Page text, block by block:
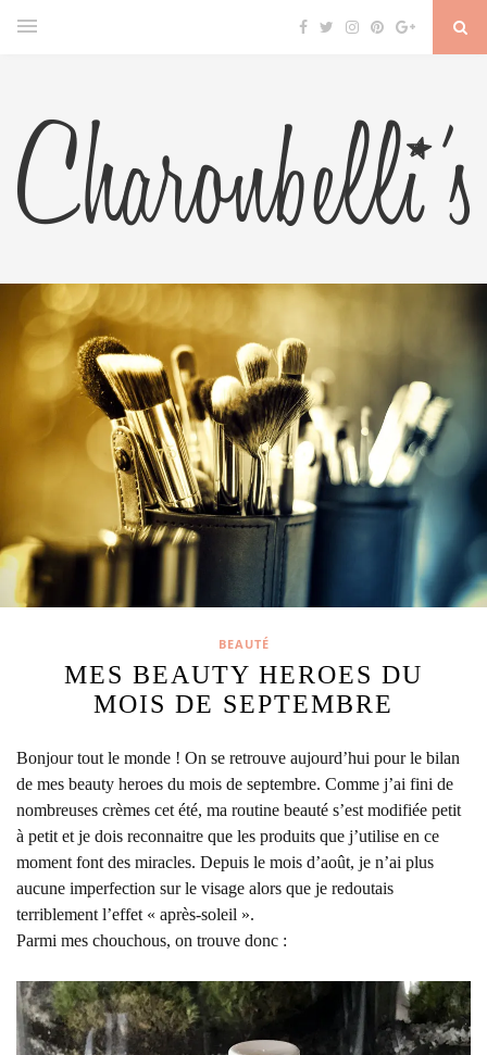
BEAUTÉ
MES BEAUTY HEROES DU
MOIS DE SEPTEMBRE
Bonjour tout le monde ! On se retrouve aujourd’hui pour le bilan
de mes beauty heroes du mois de septembre. Comme j’ai fini de
nombreuses crèmes cet été, ma routine beauté s’est modifiée petit
à petit et je dois reconnaitre que les produits que j’utilise en ce
moment font des miracles. Depuis le mois d’août, je n’ai plus
aucune imperfection sur le visage alors que je redoutais
terriblement l’effet « après-soleil ».
Parmi mes chouchous, on trouve donc :